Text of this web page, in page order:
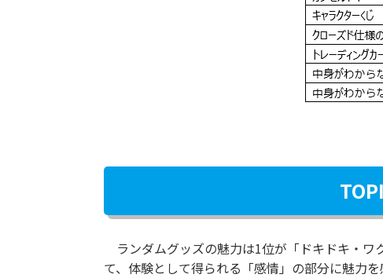
ランダムグッズの魅力は1位が「ドキドキ・
て、体験として得られる「感情」の部分に魅力